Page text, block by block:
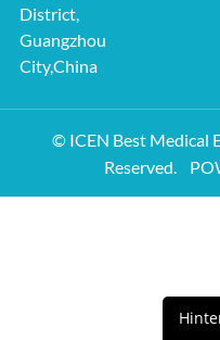
District,
Guangzhou
City,China
© ICEN Best Medical
Reserved.